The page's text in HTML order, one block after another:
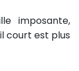
imposante,
court est plus